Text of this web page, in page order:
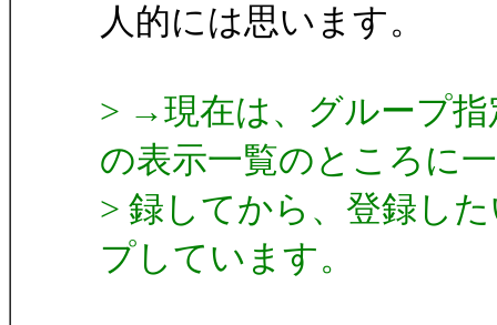
人的には思います。
> →現在は、グループ
の表示一覧のところに
> 録してから、登録し
プしています。